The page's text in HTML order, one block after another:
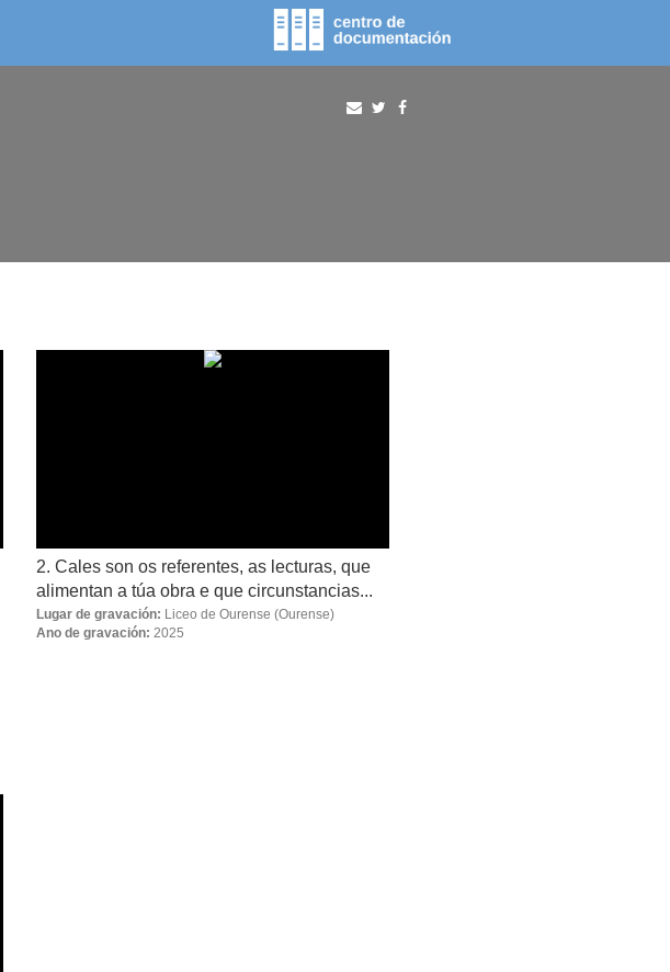
fototeca procura
2. Cales son os referentes, as lecturas, que
alimentan a túa obra e que circunstancias...
Lugar de gravación: Liceo de Ourense (Ourense)
Ano de gravación: 2025